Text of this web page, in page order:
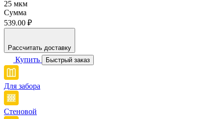
25 мкм
Сумма
539.00 ₽
Рассчитать доставку
Купить Быстрый заказ
Для забора
Стеновой